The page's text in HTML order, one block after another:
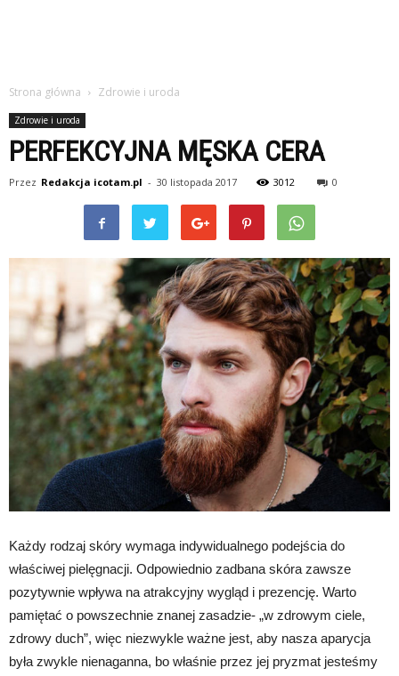
Strona główna Zdrowie i uroda
Zdrowie i uroda
PERFEKCYJNA MĘSKA CERA
Przez Redakcja icotam.pl - 30 listopada 2017 3012 0
Każdy rodzaj skóry wymaga indywidualnego podejścia do
właściwej pielęgnacji. Odpowiednio zadbana skóra zawsze
pozytywnie wpływa na atrakcyjny wygląd i prezencję. Warto
pamiętać o powszechnie znanej zasadzie- „w zdrowym ciele,
zdrowy duch”, więc niezwykle ważne jest, aby nasza aparycja
była zwykle nienaganna, bo właśnie przez jej pryzmat jesteśmy